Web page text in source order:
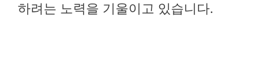
하려는 노력을 기울이고 있습니다.